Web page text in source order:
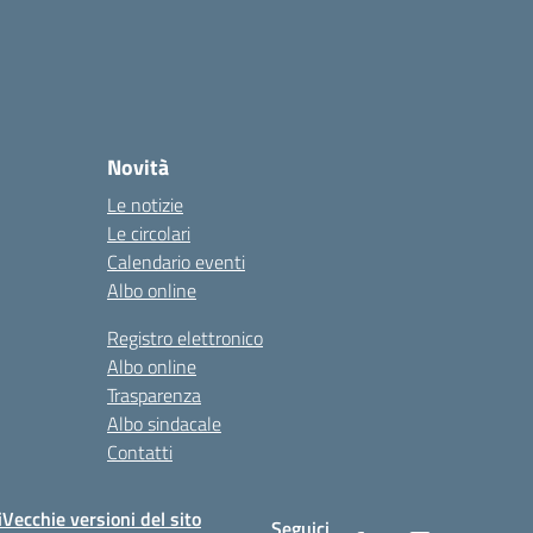
Novità
Le notizie
Le circolari
Calendario eventi
Albo online
Registro elettronico
Albo online
Trasparenza
Albo sindacale
Contatti
Vecchie versioni del sito